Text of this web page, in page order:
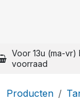
Voor 13u (ma-
voorraad
Producten